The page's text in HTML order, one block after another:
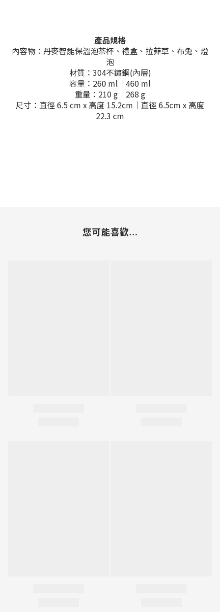
產品規格
內容物：丹麥智能保溫泡茶杯、禮盒、拉菲草、布兔、燈
泡
材質：304不鏽鋼(內層)
容量：260 ml｜460 ml
重量：210 g｜268 g
尺寸：直徑 6.5 cm x 高度 15.2cm｜直徑 6.5cm x 高度
22.3 cm
您可能喜歡...